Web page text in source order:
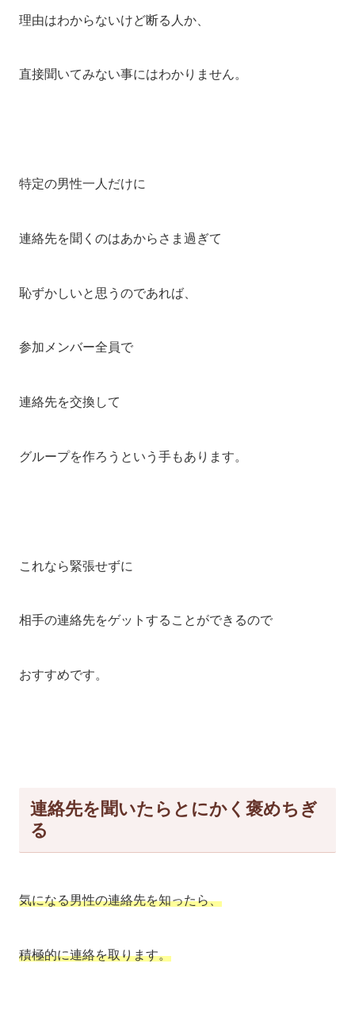
理由はわからないけど断る人か、
直接聞いてみない事にはわかりません。
特定の男性一人だけに
連絡先を聞くのはあからさま過ぎて
恥ずかしいと思うのであれば、
参加メンバー全員で
連絡先を交換して
グループを作ろうという手もあります。
これなら緊張せずに
相手の連絡先をゲットすることができるので
おすすめです。
連絡先を聞いたらとにかく褒めちぎ
る
気になる男性の連絡先を知ったら、
積極的に連絡を取ります。